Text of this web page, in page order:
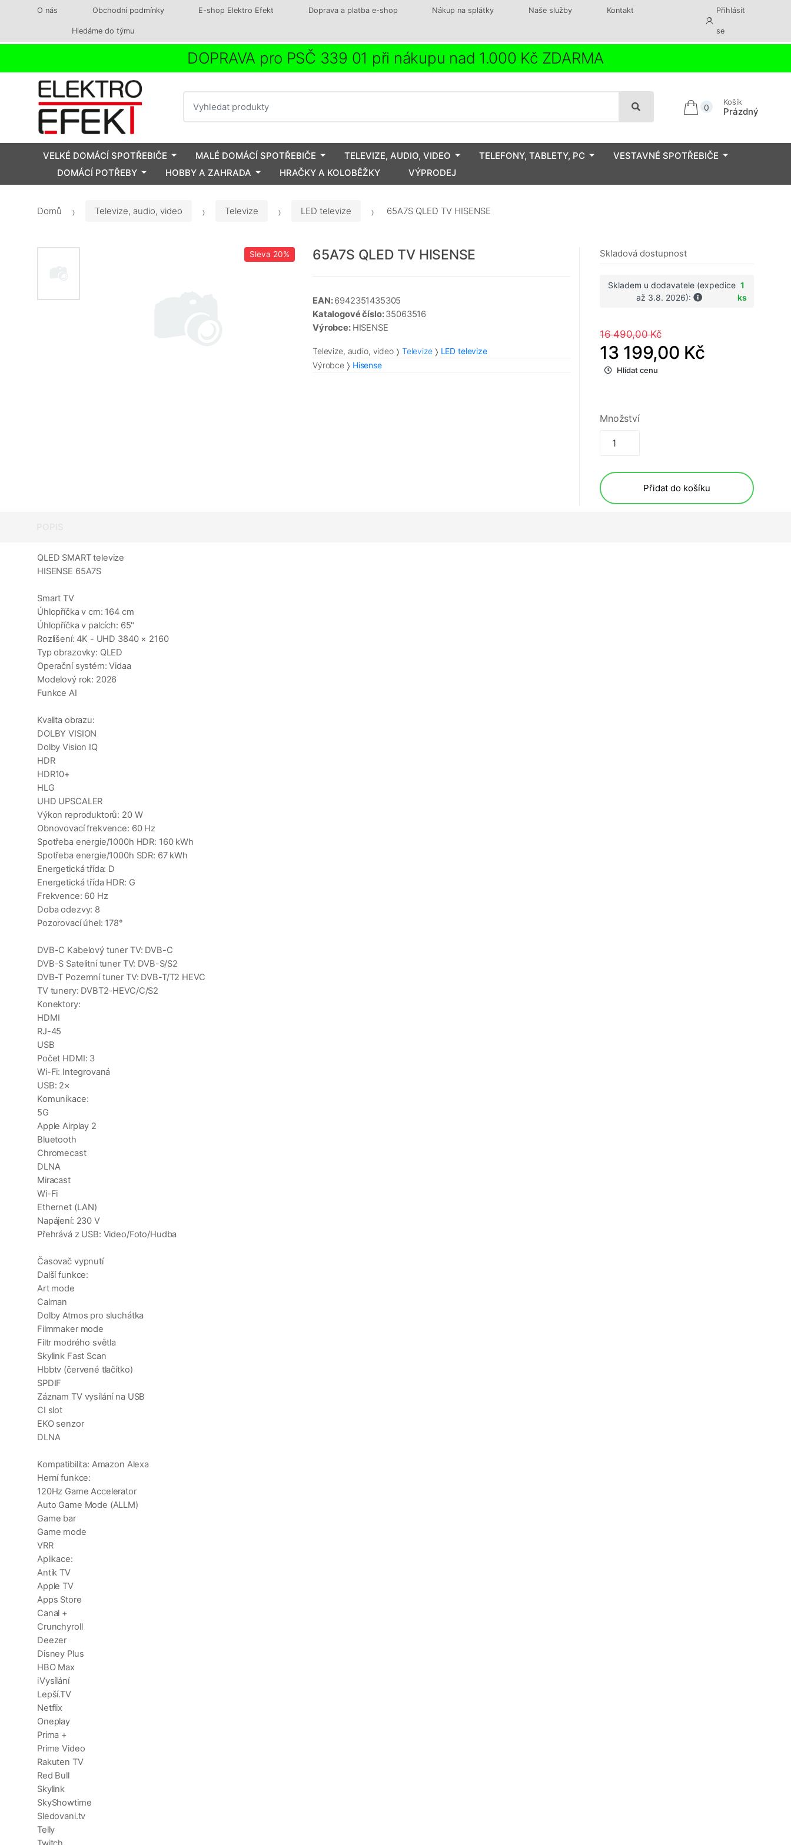
O nás Obchodní podmínky E-shop Elektro Efekt Doprava a platba e-shop Nákup na splátky Naše služby Kontakt
Hledáme do týmu
Přihlásit
se
DOPRAVA pro PSČ 339 01 při nákupu nad 1.000 Kč ZDARMA
0
Košík
Prázdný
VELKÉ DOMÁCÍ SPOTŘEBIČE MALÉ DOMÁCÍ SPOTŘEBIČE TELEVIZE, AUDIO, VIDEO TELEFONY, TABLETY, PC
VESTAVNÉ SPOTŘEBIČE
DOMÁCÍ POTŘEBY
HOBBY A ZAHRADA HRAČKY A KOLOBĚŽKY VÝPRODEJ
Domů Televize, audio, video Televize LED televize 65A7S QLED TV HISENSE
Sleva 20% 65A7S QLED TV HISENSE
EAN:6942351435305
Katalogové číslo:35063516
Výrobce: HISENSE
Televize, audio, video Televize
LED televize
Výrobce
Hisense
Skladová dostupnost
Skladem u dodavatele (expedice
až 3.8. 2026):
1
ks
16 490,00 Kč
13 199,00 Kč
Hlídat cenu
Množství
Přidat do košíku
QLED SMART televize
HISENSE 65A7S
Smart TV
Úhlopříčka v cm: 164 cm
Úhlopříčka v palcích: 65"
Rozlišení: 4K - UHD 3840 × 2160
Typ obrazovky: QLED
Operační systém: Vidaa
Modelový rok: 2026
Funkce AI
Kvalita obrazu:
DOLBY VISION
Dolby Vision IQ
HDR
HDR10+
HLG
UHD UPSCALER
Výkon reproduktorů: 20 W
Obnovovací frekvence: 60 Hz
Spotřeba energie/1000h HDR: 160 kWh
Spotřeba energie/1000h SDR: 67 kWh
Energetická třída: D
Energetická třída HDR: G
Frekvence: 60 Hz
Doba odezvy: 8
Pozorovací úhel: 178°
DVB-C Kabelový tuner TV: DVB-C
DVB-S Satelitní tuner TV: DVB-S/S2
DVB-T Pozemní tuner TV: DVB-T/T2 HEVC
TV tunery: DVBT2-HEVC/C/S2
Konektory:
HDMI
RJ-45
USB
Počet HDMI: 3
Wi-Fi: Integrovaná
USB: 2×
Komunikace:
5G
Apple Airplay 2
Bluetooth
Chromecast
DLNA
Miracast
Wi-Fi
Ethernet (LAN)
Napájení: 230 V
Přehrává z USB: Video/Foto/Hudba
Časovač vypnutí
Další funkce:
Art mode
Calman
Dolby Atmos pro sluchátka
Filmmaker mode
Filtr modrého světla
Skylink Fast Scan
Hbbtv (červené tlačítko)
SPDIF
Záznam TV vysílání na USB
CI slot
EKO senzor
DLNA
Kompatibilita: Amazon Alexa
Herní funkce:
120Hz Game Accelerator
Auto Game Mode (ALLM)
Game bar
Game mode
VRR
Aplikace:
Antik TV
Apple TV
Apps Store
Canal +
Crunchyroll
Deezer
Disney Plus
HBO Max
iVysílání
Lepší.TV
Netflix
Oneplay
Prima +
Prime Video
Rakuten TV
Red Bull
Skylink
SkyShowtime
Sledovani.tv
Telly